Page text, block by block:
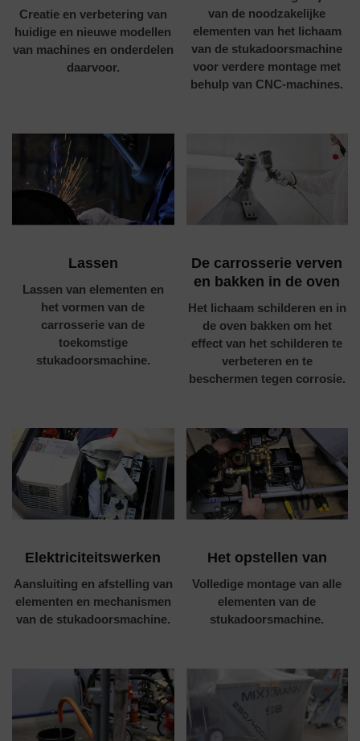
Creatie en verbetering van
huidige en nieuwe modellen
van machines en onderdelen
daarvoor.
van de noodzakelijke
elementen van het lichaam
van de stukadoorsmachine
voor verdere montage met
behulp van CNC-machines.
Lassen
Lassen van elementen en
het vormen van de
carrosserie van de
toekomstige
stukadoorsmachine.
De carrosserie verven
en bakken in de oven
Het lichaam schilderen en in
de oven bakken om het
effect van het schilderen te
verbeteren en te
beschermen tegen corrosie.
Elektriciteitswerken
Aansluiting en afstelling van
elementen en mechanismen
van de stukadoorsmachine.
Het opstellen van
Volledige montage van alle
elementen van de
stukadoorsmachine.